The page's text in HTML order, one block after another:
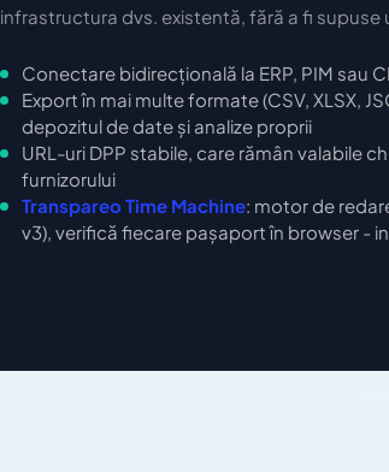
infrastructura dvs. existentă, fără a fi supuse
Conectare bidirecțională la ERP, PIM sau
Export în mai multe formate (CSV, XLSX,
depozitul de date și analize proprii
URL-uri DPP stabile, care rămân valabile
furnizorului
Transpareo Time Machine: motor de
v3), verifică fiecare pașaport în browser -